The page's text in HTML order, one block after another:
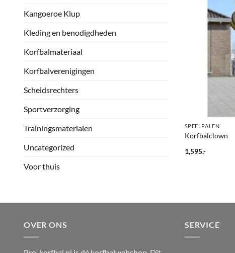
Kangoeroe Klup
Kleding en benodigdheden
Korfbalmateriaal
Korfbalverenigingen
Scheidsrechters
Sportverzorging
Trainingsmaterialen
Uncategorized
Voor thuis
SPEELPALEN
Korfbalclown
1,595,-
OVER ONS SERVICE